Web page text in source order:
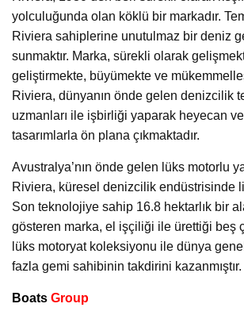
yolculuğunda olan köklü bir markadır.
Riviera sahiplerine unutulmaz bir deniz
sunmaktır. Marka, sürekli olarak
geliştirmekte, büyümekte ve
Riviera, dünyanın önde gelen denizcilik
uzmanları ile işbirliği yaparak heyecan
tasarımlarla ön plana çıkmaktadır.
Avustralya’nın önde gelen lüks motorlu
Riviera, küresel denizcilik endüstrisinde
Son teknolojiye sahip 16.8 hektarlık bir
gösteren marka, el işçiliği ile ürettiği beş
lüks motoryat koleksiyonu ile dünya
fazla gemi sahibinin takdirini kazanmıştır.
Boats Group